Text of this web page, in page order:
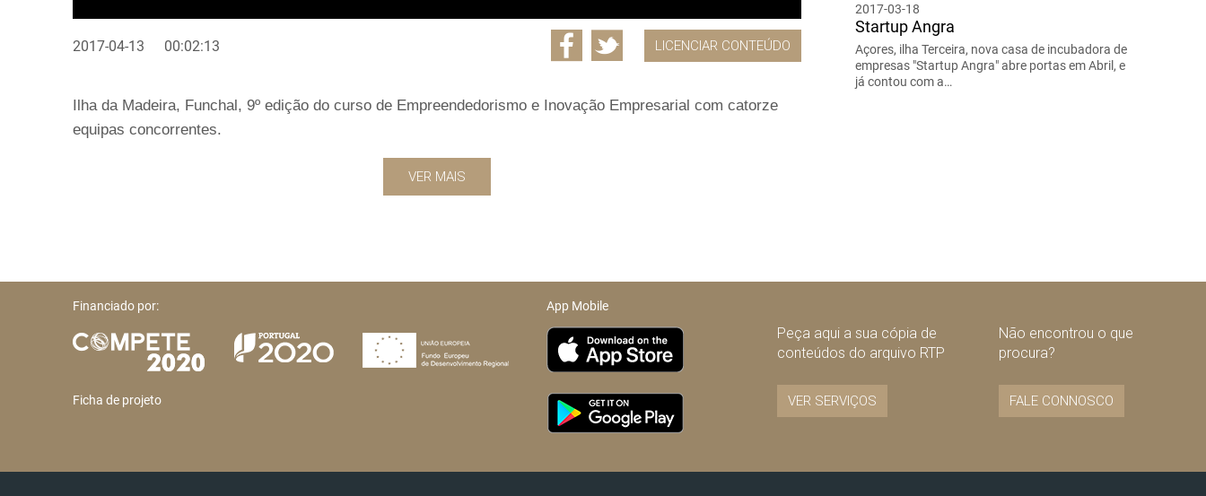
2017-04-13 00:02:13 LICENCIAR CONTEÚDO
Ilha da Madeira, Funchal, 9º edição do curso de Empreendedorismo e Inovação Empresarial com catorze
equipas concorrentes.
VER MAIS
2017-03-18
Startup Angra
Açores, ilha Terceira, nova casa de incubadora de
empresas "Startup Angra" abre portas em Abril, e
já contou com a…
Financiado por:
Ficha de projeto
App Mobile
Peça aqui a sua cópia de
conteúdos do arquivo RTP
VER SERVIÇOS
Não encontrou o que
procura?
FALE CONNOSCO